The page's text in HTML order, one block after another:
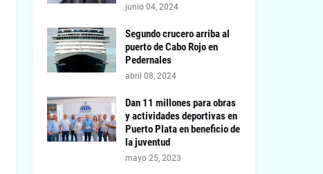
junio 04, 2024
Segundo crucero arriba al
puerto de Cabo Rojo en
Pedernales
abril 08, 2024
Dan 11 millones para obras
y actividades deportivas en
Puerto Plata en beneficio de
la juventud
mayo 25, 2023